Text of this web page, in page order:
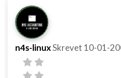
n4s-linuxSkrevet 10-01-